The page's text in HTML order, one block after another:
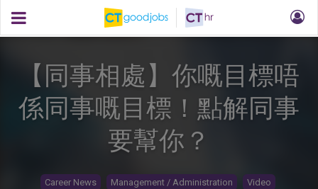
【同事相處】你嘅目標唔
係同事嘅目標！點解同事
要幫你？
Career News Management / Administration Video